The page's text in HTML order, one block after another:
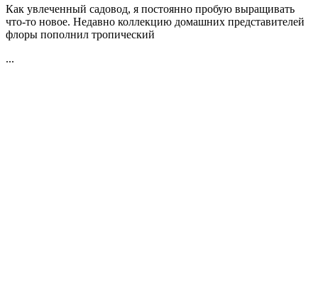
Как увлеченный садовод, я постоянно пробую выращивать
что-то новое. Недавно коллекцию домашних представителей
флоры пополнил тропический
...